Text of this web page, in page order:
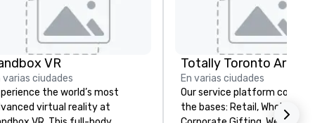
VR
varias ciudades
the world’s most
virtual reality at
En varias ciudades
Our service platform covers
the bases: Retail, Wholesale and